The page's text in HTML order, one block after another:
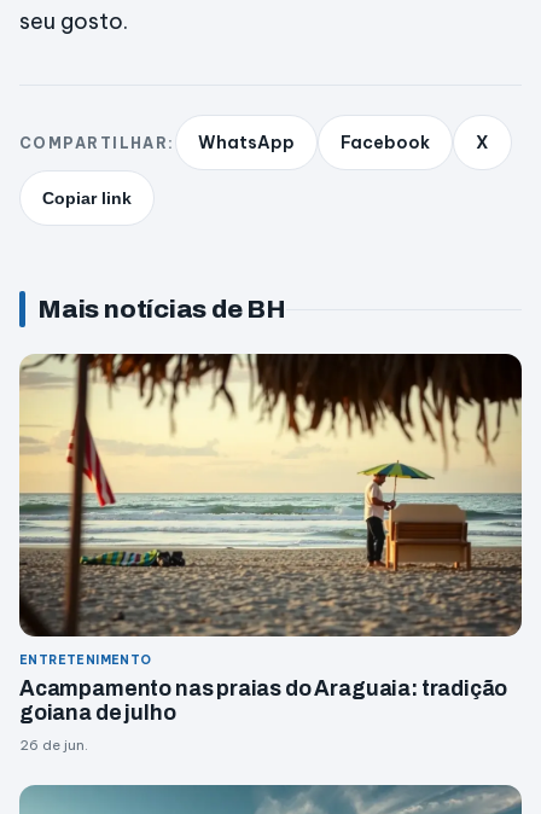
seu gosto.
COMPARTILHAR: WhatsApp Facebook X
Copiar link
Mais notícias de BH
ENTRETENIMENTO
Acampamento nas praias do Araguaia: tradição
goiana de julho
26 de jun.